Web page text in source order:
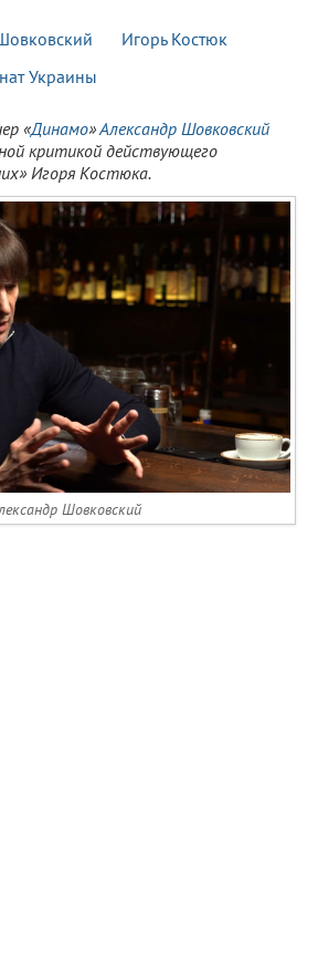
Игорь Костюк
Украины
«Динамо»Александр Шовковский
критикой действующего
Игоря Костюка.
Шовковский